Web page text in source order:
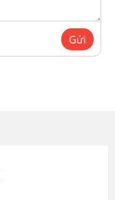
Gửi